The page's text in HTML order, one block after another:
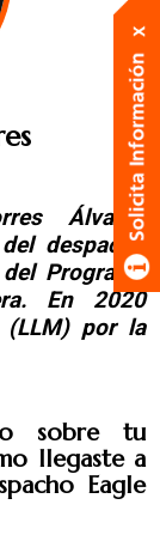
Álvarez
despacho
Programa
En 2020
(LLM) por la
sobre tu
llegaste a
Eagle